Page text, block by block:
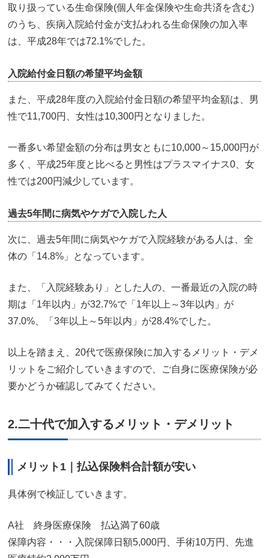
取り扱っている生命保険(個人年金保険や生命共済を含む)
のうち、疾病入院給付金が支払われる生命保険の加入率
は、平成28年では72.1%でした。
入院給付金日額の希望平均金額
また、平成28年度の入院給付金日額の希望平均金額は、男
性で11,700円、女性は10,300円となりました。
一番多い希望金額の分布は男女ともに10,000～15,000円が
多く、平成25年度と比べると男性はプラスマイナス0、女
性では200円減少しています。
過去5年間に病気やケガで入院した人
次に、過去5年間に病気やケガで入院経験がある人は、全
体の「14.8%」となっています。
また、「入院経験あり」とした人の、一番最近の入院の時
期は「1年以内」が32.7%で「1年以上～3年以内」が
37.0%、「3年以上～5年以内」が28.4%でした。
以上を踏まえ、20代で医療保険に加入するメリット・デメ
リットをご紹介していきますので、ご自身に医療保険が必
要かどうか確認してみてください。
2.二十代で加入するメリット・デメリット
メリット1｜払込保険料合計額が安い
具体例で検証していきます。
A社 終身医療保険 払込満了60歳
保障内容・・・入院保障日額5,000円、手術10万円、先進